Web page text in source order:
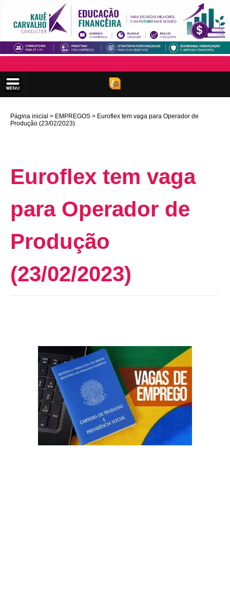
Página inicial EMPREGOS
Euroflex tem vaga para Operador de
Produção (23/02/2023)
Euroflex tem vaga
para Operador de
Produção
(23/02/2023)